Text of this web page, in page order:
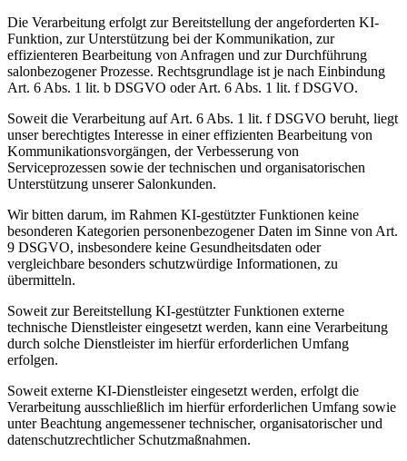
Die Verarbeitung erfolgt zur Bereitstellung der angeforderten KI-
Funktion, zur Unterstützung bei der Kommunikation, zur
effizienteren Bearbeitung von Anfragen und zur Durchführung
salonbezogener Prozesse. Rechtsgrundlage ist je nach Einbindung
Art. 6 Abs. 1 lit. b DSGVO oder Art. 6 Abs. 1 lit. f DSGVO.
Soweit die Verarbeitung auf Art. 6 Abs. 1 lit. f DSGVO beruht, liegt
unser berechtigtes Interesse in einer effizienten Bearbeitung von
Kommunikationsvorgängen, der Verbesserung von
Serviceprozessen sowie der technischen und organisatorischen
Unterstützung unserer Salonkunden.
Wir bitten darum, im Rahmen KI-gestützter Funktionen keine
besonderen Kategorien personenbezogener Daten im Sinne von Art.
9 DSGVO, insbesondere keine Gesundheitsdaten oder
vergleichbare besonders schutzwürdige Informationen, zu
übermitteln.
Soweit zur Bereitstellung KI-gestützter Funktionen externe
technische Dienstleister eingesetzt werden, kann eine Verarbeitung
durch solche Dienstleister im hierfür erforderlichen Umfang
erfolgen.
Soweit externe KI-Dienstleister eingesetzt werden, erfolgt die
Verarbeitung ausschließlich im hierfür erforderlichen Umfang sowie
unter Beachtung angemessener technischer, organisatorischer und
datenschutzrechtlicher Schutzmaßnahmen.